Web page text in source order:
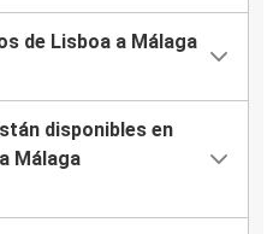
de Lisboa a Málaga
disponibles en
Málaga